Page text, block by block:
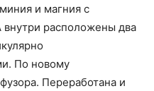
и магния с
расположены два
По новому
Переработана и